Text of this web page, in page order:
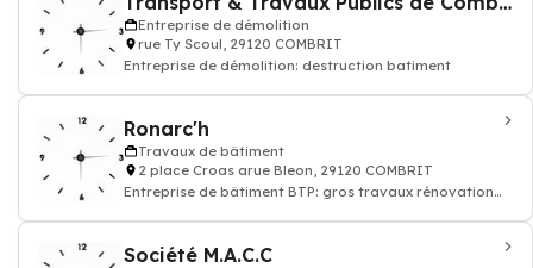
Entreprise de démolition
rue Ty Scoul, 29120 COMBRIT
Entreprise de démolition: destruction batiment
Ronarc'h
Travaux de bâtiment
2 place Croas arue Bleon, 29120 COMBRIT
Entreprise de bâtiment BTP: gros travaux rénovation
Société M.A.C.C